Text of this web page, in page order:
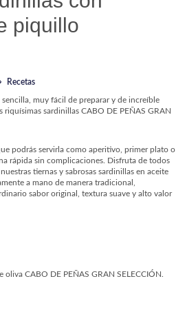
piquillo
Recetas
muy fácil de preparar y de increíble
riquísimas sardinillas CABO DE PEÑAS GRAN
podrás servirla como aperitivo, primer plato o
rápida sin complicaciones. Disfruta de todos
tiernas y sabrosas sardinillas en aceite
a mano de manera tradicional,
sabor original, textura suave y alto valor
oliva CABO DE PEÑAS GRAN SELECCIÓN.